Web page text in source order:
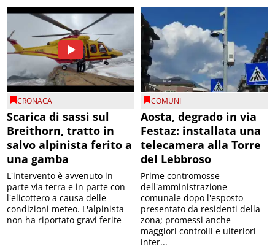
CRONACA
Scarica di sassi sul
Breithorn, tratto in
salvo alpinista ferito a
una gamba
L'intervento è avvenuto in
parte via terra e in parte con
l'elicottero a causa delle
condizioni meteo. L'alpinista
non ha riportato gravi ferite
COMUNI
Aosta, degrado in via
Festaz: installata una
telecamera alla Torre
del Lebbroso
Prime contromosse
dell'amministrazione
comunale dopo l'esposto
presentato da residenti della
zona; promessi anche
maggiori controlli e ulteriori
inter...